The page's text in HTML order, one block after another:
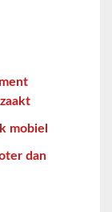
mobiel
dan